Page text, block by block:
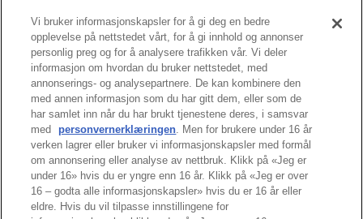
Katalog 2026
Tuppen av siden
Vi bruker informasjonskapsler for å gi deg en bedre
opplevelse på nettstedet vårt, for å gi innhold og annonser
personlig preg og for å analysere trafikken vår. Vi deler
informasjon om hvordan du bruker nettstedet, med
annonserings- og analysepartnere. De kan kombinere den
med annen informasjon som du har gitt dem, eller som de
har samlet inn når du har brukt tjenestene deres, i samsvar
med
personvernerklæringen. Men for brukere under 16 år
verken lagrer eller bruker vi informasjonskapsler med formål
om annonsering eller analyse av nettbruk. Klikk på «Jeg er
under 16» hvis du er yngre enn 16 år. Klikk på «Jeg er over
16 – godta alle informasjonskapsler» hvis du er 16 år eller
eldre. Hvis du vil tilpasse innstillingene for